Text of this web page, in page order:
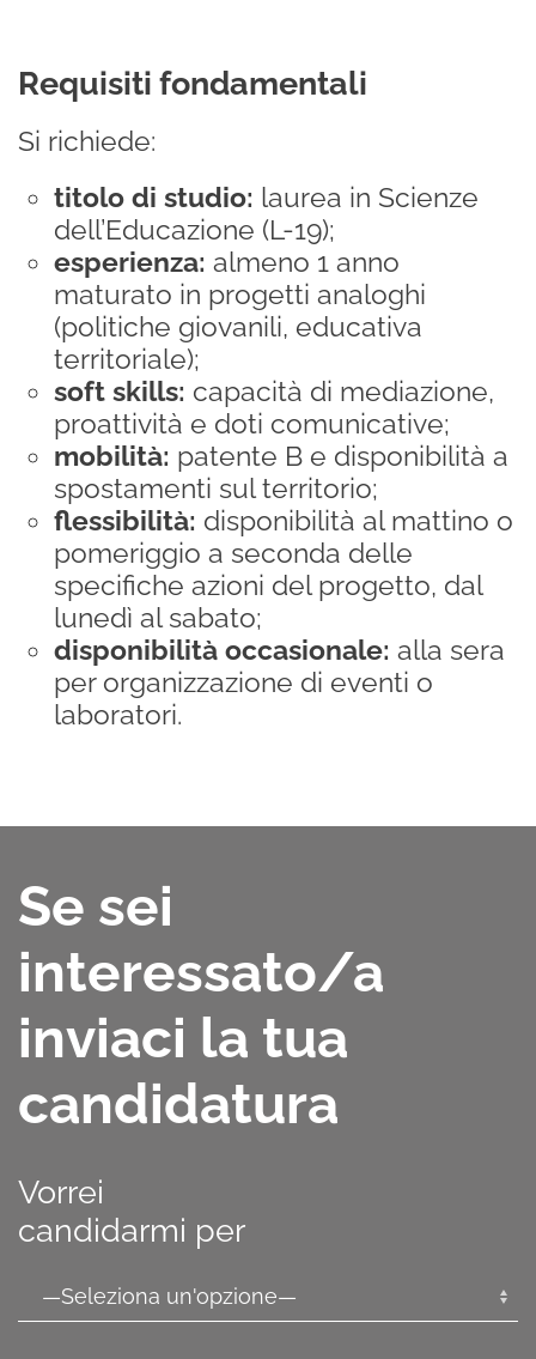
Requisiti fondamentali
Si richiede:
titolo di studio: laurea in Scienze
dell’Educazione (L-19);
esperienza: almeno 1 anno
maturato in progetti analoghi
(politiche giovanili, educativa
territoriale);
soft skills: capacità di mediazione,
proattività e doti comunicative;
mobilità: patente B e disponibilità a
spostamenti sul territorio;
flessibilità: disponibilità al mattino o
pomeriggio a seconda delle
specifiche azioni del progetto, dal
lunedì al sabato;
disponibilità occasionale: alla sera
per organizzazione di eventi o
laboratori.
Se sei
interessato/a
inviaci la tua
candidatura
Vorrei
candidarmi per